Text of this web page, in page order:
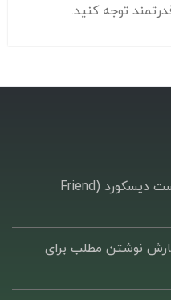
توجه کنید.
خرید ممبر دیسکورد – فرند ریکوئست دیسکورد (Friend
نوشتن مطلب برای